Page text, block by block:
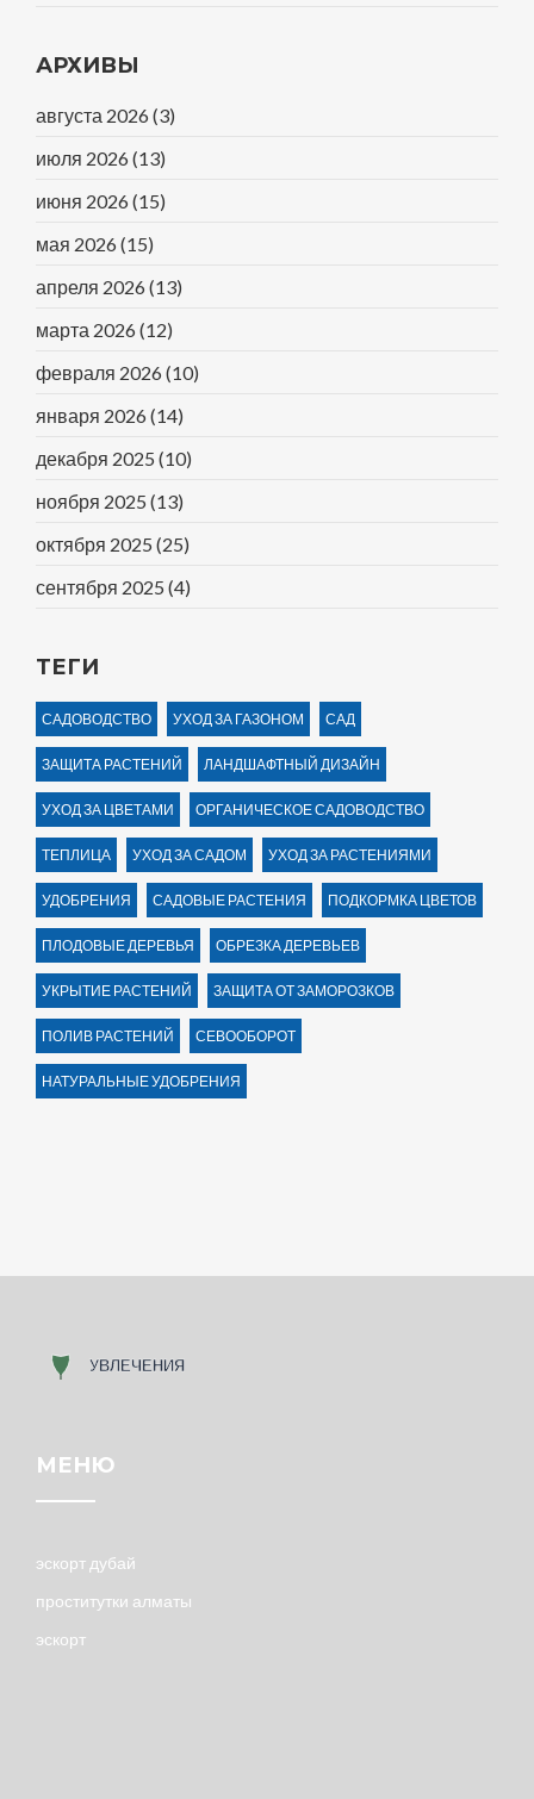
АРХИВЫ
августа 2026 (3)
июля 2026 (13)
июня 2026 (15)
мая 2026 (15)
апреля 2026 (13)
марта 2026 (12)
февраля 2026 (10)
января 2026 (14)
декабря 2025 (10)
ноября 2025 (13)
октября 2025 (25)
сентября 2025 (4)
ТЕГИ
САДОВОДСТВО УХОД ЗА ГАЗОНОМ САД
ЗАЩИТА РАСТЕНИЙ ЛАНДШАФТНЫЙ ДИЗАЙН
УХОД ЗА ЦВЕТАМИ ОРГАНИЧЕСКОЕ САДОВОДСТВО
ТЕПЛИЦА УХОД ЗА САДОМ УХОД ЗА РАСТЕНИЯМИ
УДОБРЕНИЯ САДОВЫЕ РАСТЕНИЯ ПОДКОРМКА ЦВЕТОВ
ПЛОДОВЫЕ ДЕРЕВЬЯ ОБРЕЗКА ДЕРЕВЬЕВ
УКРЫТИЕ РАСТЕНИЙ ЗАЩИТА ОТ ЗАМОРОЗКОВ
ПОЛИВ РАСТЕНИЙ СЕВООБОРОТ
НАТУРАЛЬНЫЕ УДОБРЕНИЯ
МЕНЮ
эскорт дубай
проститутки алматы
эскорт